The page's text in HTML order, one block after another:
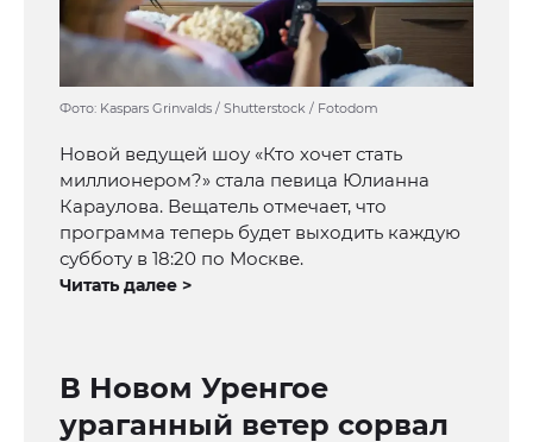
Фото: Kaspars Grinvalds / Shutterstock / Fotodom
Новой ведущей шоу «Кто хочет стать
миллионером?» стала певица Юлианна
Караулова. Вещатель отмечает, что
программа теперь будет выходить каждую
субботу в 18:20 по Москве.
Читать далее >
В Новом Уренгое
ураганный ветер сорвал